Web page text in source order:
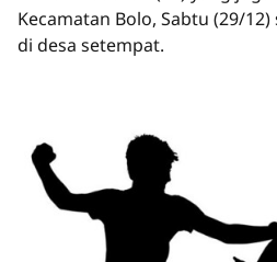
Kecamatan Bolo, Sabtu (29/
di desa setempat.